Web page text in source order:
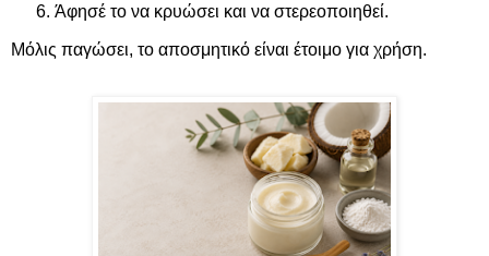
Άφησέ το να κρυώσει και να στερεοποιηθεί.
Μόλις παγώσει, το αποσμητικό είναι έτοιμο για χρήση.